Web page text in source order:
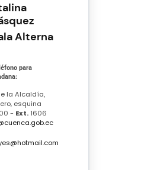
Alterna
para
la Alcaldía,
esquina
- Ext.1606